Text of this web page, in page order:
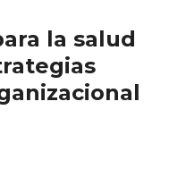
la salud